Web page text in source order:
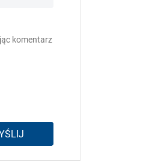
komentarz